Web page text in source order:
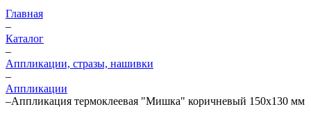
Главная
–
Каталог
–
Аппликации, стразы, нашивки
–
Аппликации
–Аппликация термоклеевая "Мишка" коричневый 150х130 мм